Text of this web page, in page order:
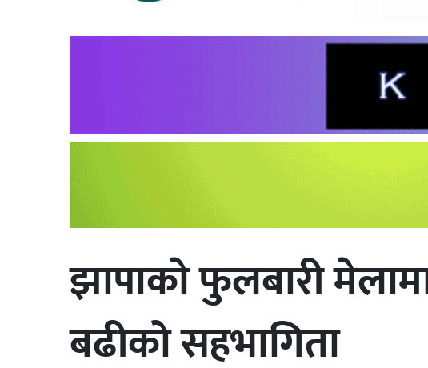
झापाकाे फुलबारी
बढीको सहभागिता